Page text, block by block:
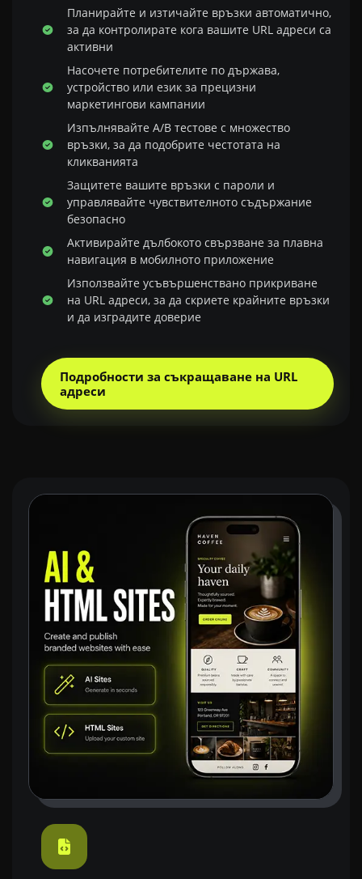
Планирайте и изтичайте връзки автоматично,
за да контролирате кога вашите URL адреси са
активни
Насочете потребителите по държава,
устройство или език за прецизни
маркетингови кампании
Изпълнявайте A/B тестове с множество
връзки, за да подобрите честотата на
кликванията
Защитете вашите връзки с пароли и
управлявайте чувствителното съдържание
безопасно
Активирайте дълбокото свързване за плавна
навигация в мобилното приложение
Използвайте усъвършенствано прикриване
на URL адреси, за да скриете крайните връзки
и да изградите доверие
Подробности за съкращаване на URL
адреси